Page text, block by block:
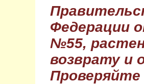
Федерации
№55,
возврату и
Проверяйте